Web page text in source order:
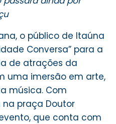
o público de Itaúna
Conversa” para a
de atrações da
uma imersão em arte,
música. Com
praça Doutor
que conta com